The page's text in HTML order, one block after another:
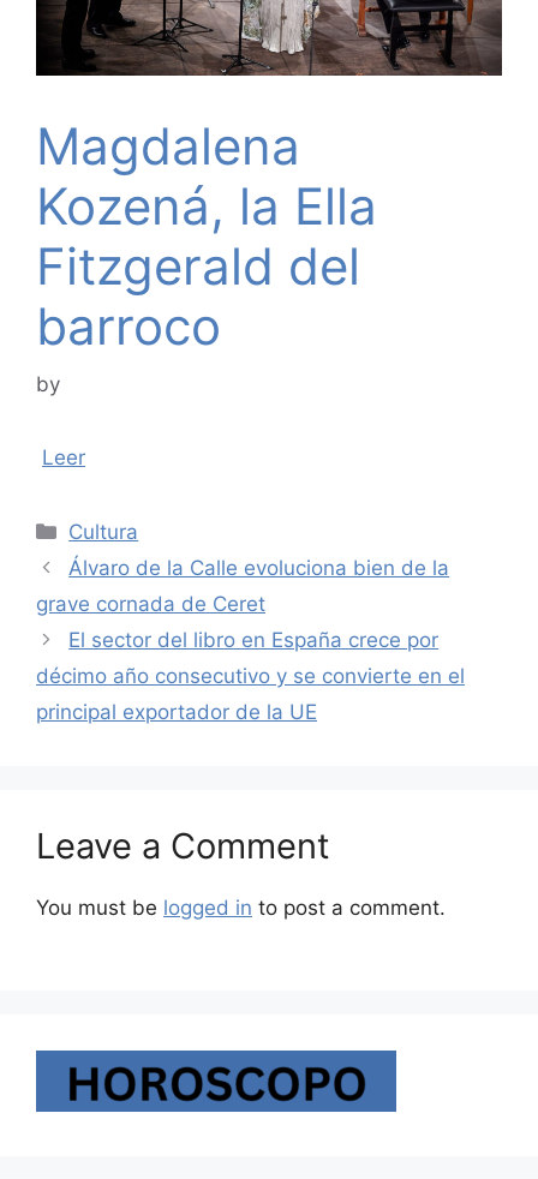
Magdalena
Kozená, la Ella
Fitzgerald del
barroco
by
Leer
Categories
Cultura
Álvaro de la Calle evoluciona bien de la
grave cornada de Ceret
El sector del libro en España crece por
décimo año consecutivo y se convierte en el
principal exportador de la UE
Leave a Comment
You must be logged in to post a comment.